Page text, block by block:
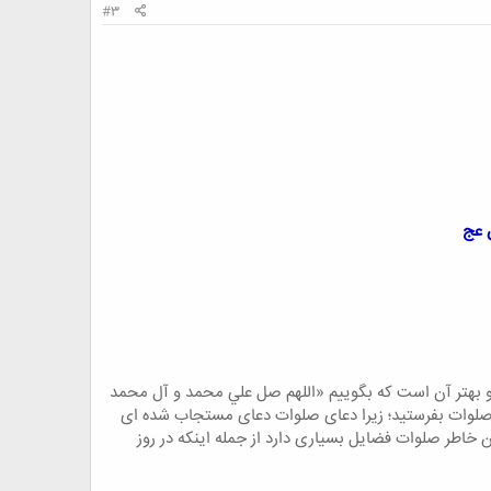
#3
عج
آن است كه بگوييم «اللهم صل علي محمد و آل محمد
بفرستید؛ زیرا دعای صلوات دعای مستجاب شده ای
صلوات فضایل بسیاری دارد از جمله اینکه در روز